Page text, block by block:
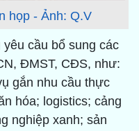
họp - Ảnh: Q.V
cầu bổ sung các
ĐMST, CĐS, như:
gắn nhu cầu thực
hóa; logistics; cảng
nghiệp xanh; sản